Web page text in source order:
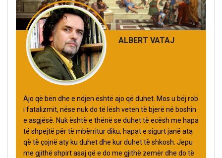
ALBERT VATAJ
Ajo që bën dhe e ndjen është ajo që duhet. Mos u bëj rob
i fatalizmit, nëse nuk do të lësh veten të bjerë në boshin
e asgjësë. Nuk është e thënë se duhet të ecësh me hapa
të shpejtë për të mbërritur diku, hapat e sigurt janë ata
që të çojnë aty ku duhet dhe kur duhet të shkosh. Jepu
me gjithë shpirt asaj që e do me gjithë zemër dhe do të